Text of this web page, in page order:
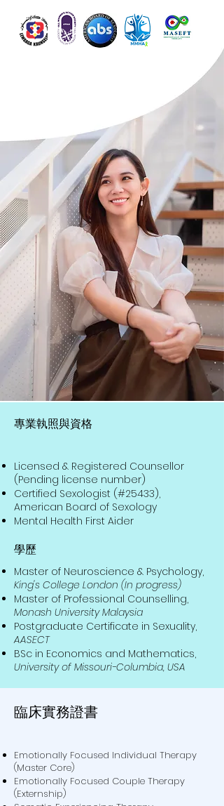
專業執照與資格
Licensed & Registered Counsellor
(Pending license number)
Certified Sexologist (#25433),
American Board of Sexology
Mental Health First Aider
學歷
Master of Neuroscience & Psychology,
King's College London (In progress)
Master of Professional Counselling,
Monash University Malaysia
Postgraduate Certificate in Sexuality,
AASECT
BSc in Economics and Mathematics,
University of Missouri-Columbia, USA
臨床實務證書
Emotionally Focused Individual Therapy
(Master Core)
Emotionally Focused Couple Therapy
(Externship)